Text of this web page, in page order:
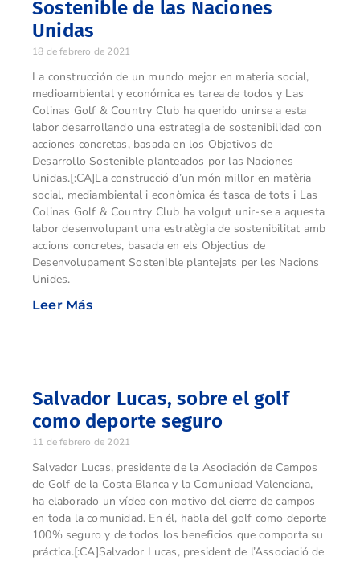
Sostenible de las Naciones
Unidas
18 de febrero de 2021
La construcción de un mundo mejor en materia social,
medioambiental y económica es tarea de todos y Las
Colinas Golf & Country Club ha querido unirse a esta
labor desarrollando una estrategia de sostenibilidad con
acciones concretas, basada en los Objetivos de
Desarrollo Sostenible planteados por las Naciones
Unidas.[:CA]La construcció d’un món millor en matèria
social, mediambiental i econòmica és tasca de tots i Las
Colinas Golf & Country Club ha volgut unir-se a aquesta
labor desenvolupant una estratègia de sostenibilitat amb
accions concretes, basada en els Objectius de
Desenvolupament Sostenible plantejats per les Nacions
Unides.
Leer Más
Salvador Lucas, sobre el golf
como deporte seguro
11 de febrero de 2021
Salvador Lucas, presidente de la Asociación de Campos
de Golf de la Costa Blanca y la Comunidad Valenciana,
ha elaborado un vídeo con motivo del cierre de campos
en toda la comunidad. En él, habla del golf como deporte
100% seguro y de todos los beneficios que comporta su
práctica.[:CA]Salvador Lucas, president de l’Associació de